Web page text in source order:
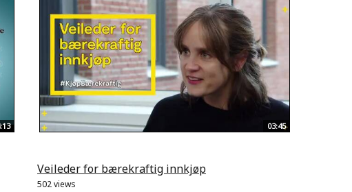
03:45
Veileder for bærekraftig innkjøp
502 views